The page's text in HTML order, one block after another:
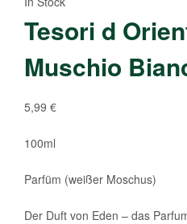
Tesori d
Muschio
5,99 €
100ml
Parfüm (weißer Moschus)
Der Duft von Eden – das